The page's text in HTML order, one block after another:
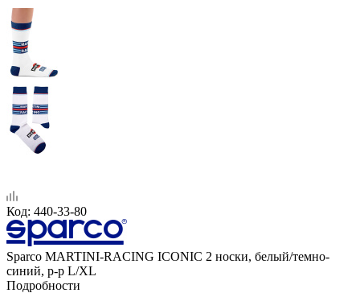
Код: 440-33-80
Sparco MARTINI-RACING ICONIC 2 носки, белый/темно-
синий, р-р L/XL
Подробности